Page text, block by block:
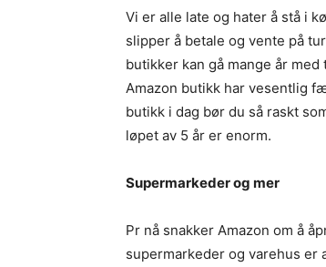
Vi er alle late og hater å stå i
slipper å betale og vente på
butikker kan gå mange år
Amazon butikk har vesentlig
butikk i dag bør du så raskt
løpet av 5 år er enorm.
Supermarkeder og mer
Pr nå snakker Amazon om å
supermarkeder og varehus er